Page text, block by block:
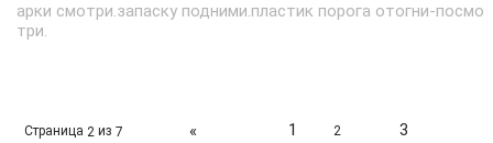
арки смотри.запаску подними.пластик порога отогни-посмо
три.
Страница 2 из 7 « 1 2 3